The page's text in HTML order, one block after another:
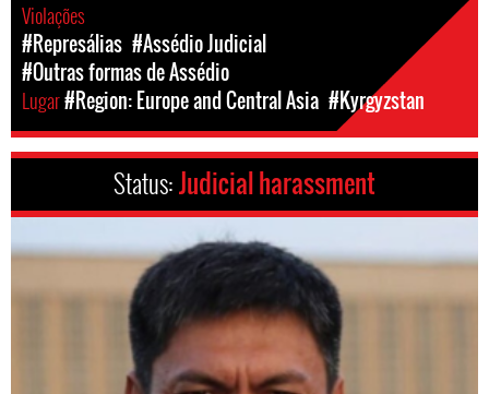
Violações
#Represálias #Assédio Judicial
#Outras formas de Assédio
Lugar#Region: Europe and Central Asia #Kyrgyzstan
Status:Judicial harassment